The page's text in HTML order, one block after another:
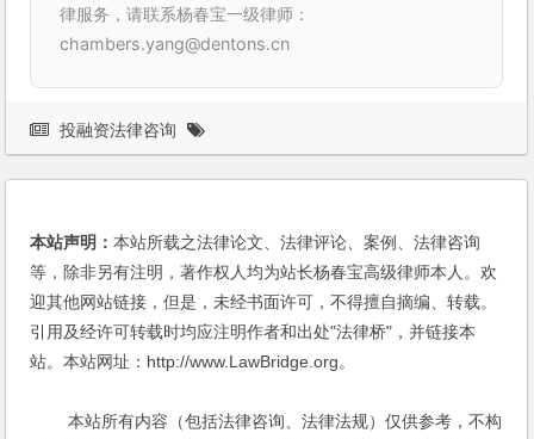
律服务，请联系杨春宝一级律师：
chambers.yang@dentons.cn
投融资法律咨询
本站声明：本站所载之法律论文、法律评论、案例、法律咨询
等，除非另有注明，著作权人均为站长杨春宝高级律师本人。欢
迎其他网站链接，但是，未经书面许可，不得擅自摘编、转载。
引用及经许可转载时均应注明作者和出处"法律桥"，并链接本
站。本站网址：http://www.LawBridge.org。
本站所有内容（包括法律咨询、法律法规）仅供参考，不构